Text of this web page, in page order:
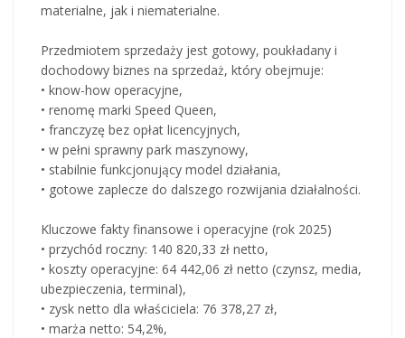
materialne, jak i niematerialne.
Przedmiotem sprzedaży jest gotowy, poukładany i
dochodowy biznes na sprzedaż, który obejmuje:
• know-how operacyjne,
• renomę marki Speed Queen,
• franczyzę bez opłat licencyjnych,
• w pełni sprawny park maszynowy,
• stabilnie funkcjonujący model działania,
• gotowe zaplecze do dalszego rozwijania działalności.
Kluczowe fakty finansowe i operacyjne (rok 2025)
• przychód roczny: 140 820,33 zł netto,
• koszty operacyjne: 64 442,06 zł netto (czynsz, media,
ubezpieczenia, terminal),
• zysk netto dla właściciela: 76 378,27 zł,
• marża netto: 54,2%,